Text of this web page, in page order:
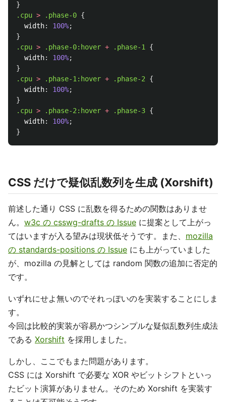
}
.cpu > .phase-0 {
width: 100%;
}
.cpu > .phase-0:hover + .phase-1
{
width: 100%;
}
.cpu > .phase-1 :hover + .phase-2
{
width: 100%;
}
.cpu > .phase-2 :hover + .phase-3 {
width: 100%;
}
CSS だけで疑似乱数列を生成 (Xorshift)
前述した通り CSS に乱数を得るための関数はありませ
ん。 w3c の csswg-drafts の Issue に提案として上がっ
てはいますが入る望みは現状低そうです。また、 mozilla
の standards-positions の Issue にも上がっていました
が、mozilla の見解としては random 関数の追加に否定的
です。
いずれにせよ無いのでそれっぽいのを実装することにしま
す。
今回は比較的実装が容易かつシンプルな疑似乱数列生成法
である Xorshift を採用しました。
しかし、ここでもまた問題があります。
CSS には Xorshift で必要な XOR やビットシフトといっ
たビット演算がありません。そのため Xorshift を実装す